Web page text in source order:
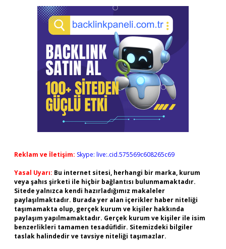
Reklam ve İletişim: Skype: live:.cid.575569c608265c69
Yasal Uyarı: Bu internet sitesi, herhangi bir marka, kurum
veya şahıs şirketi ile hiçbir bağlantısı bulunmamaktadır.
Sitede yalnızca kendi hazırladığımız makaleler
paylaşılmaktadır. Burada yer alan içerikler haber niteliği
taşımamakta olup, gerçek kurum ve kişiler hakkında
paylaşım yapılmamaktadır. Gerçek kurum ve kişiler ile isim
benzerlikleri tamamen tesadüfidir. Sitemizdeki bilgiler
taslak halindedir ve tavsiye niteliği taşımazlar.